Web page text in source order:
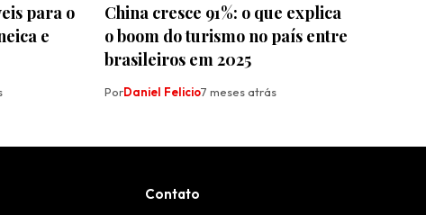
para o
e
China cresce 91%: o que explica
o boom do turismo no país entre
brasileiros em 2025
PorDaniel Felicio7 meses atrás
Contato